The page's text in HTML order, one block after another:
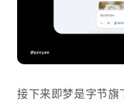
接下来即梦是字节